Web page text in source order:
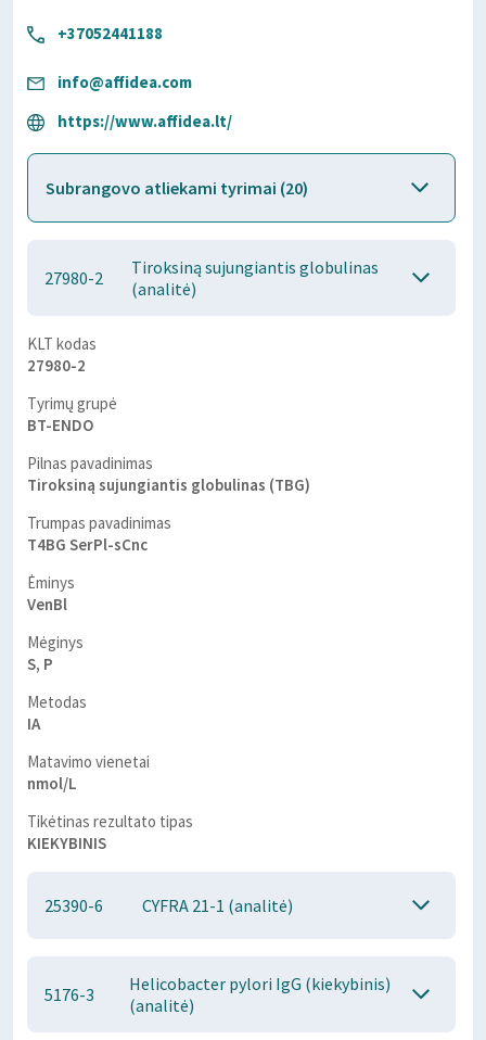
+37052441188
info@affidea.com
https://www.affidea.lt/
Subrangovo atliekami tyrimai (20)
27980-2
Tiroksiną sujungiantis globulinas
(analitė)
KLT kodas
27980-2
Tyrimų grupė
BT-ENDO
Pilnas pavadinimas
Tiroksiną sujungiantis globulinas (TBG)
Trumpas pavadinimas
T4BG SerPl-sCnc
Ėminys
VenBl
Mėginys
S, P
Metodas
IA
Matavimo vienetai
nmol/L
Tikėtinas rezultato tipas
KIEKYBINIS
25390-6 CYFRA 21-1 (analitė)
5176-3
Helicobacter pylori IgG (kiekybinis)
(analitė)